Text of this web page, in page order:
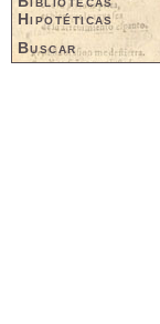
Hipotéticas
Buscar